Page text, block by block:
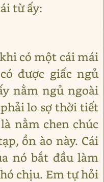
từ ấy:
có một cái mái
được giấc ngủ
nằm ngủ ngoài
lo sợ thời tiết
nằm chen chúc
ồn ào này. Cái
nó bắt đầu làm
chịu. Em tự hỏi